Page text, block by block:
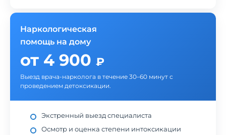
Наркологическая
помощь на дому
от 4 900 ₽
Выезд врача-нарколога в течение 30–60 минут с
проведением детоксикации.
Экстренный выезд специалиста
Осмотр и оценка степени интоксикации